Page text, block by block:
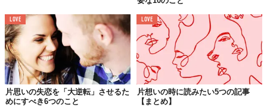
LOVE
片思いの失恋を「大逆転」させるた
めにすべき6つのこと
LOVE
片想いの時に読みたい5つの記事
【まとめ】